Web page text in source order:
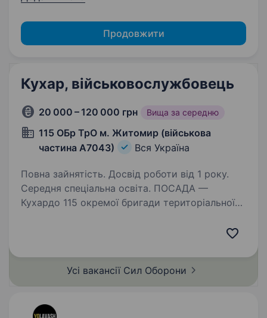
Продовжити
Кухар, військовослужбовець
20 000 – 120 000 грн Вища за середню
115 ОБр ТрО м. Житомир (військова
частина А7043)
Вся Україна
Повна зайнятість. Досвід роботи від 1 року.
Середня спеціальна освіта. ПОСАДА —
Кухардо 115 окремої бригади територіальної
прогресивних родів військ ЗСУ. 115-та окрема
це кадрований військовий підрозділ,
сформований…Усі вакансії Сил Оборони